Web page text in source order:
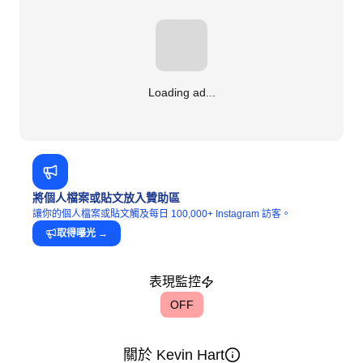
Loading ad...
將個人檔案或貼文放入贊助區
讓你的個人檔案或貼文觸及每日 100,000+ Instagram 訪客。
取得曝光 →
表現監控
OFF
關於 Kevin Hart